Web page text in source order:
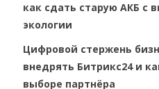
как сдать старую АКБ с
экологии
Цифровой стержень
внедрять Битрикс24 и
выборе партнёра